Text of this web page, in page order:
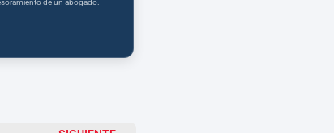
de un abogado.